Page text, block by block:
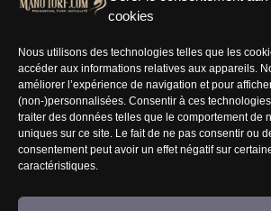
cookies
Nous utilisons des technologies telles que les
accéder aux informations relatives aux appareils.
améliorer l’expérience de navigation et pour
(non-)personnalisées. Consentir à ces
traiter des données telles que le comportement de
uniques sur ce site. Le fait de ne pas consentir ou
consentement peut avoir un effet négatif sur
caractéristiques.
Informations
Nous rejoindre